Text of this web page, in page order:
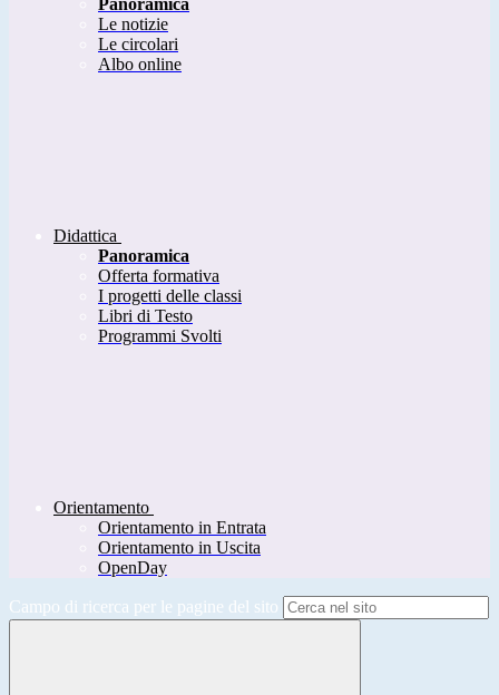
Panoramica
Le notizie
Le circolari
Albo online
Didattica
Panoramica
Offerta formativa
I progetti delle classi
Libri di Testo
Programmi Svolti
Orientamento
Orientamento in Entrata
Orientamento in Uscita
OpenDay
Campo di ricerca per le pagine del sito